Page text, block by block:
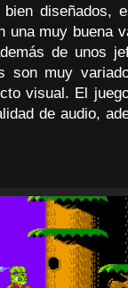
diseñados,
una muy buena
de unos
son muy
visual. El
de audio,